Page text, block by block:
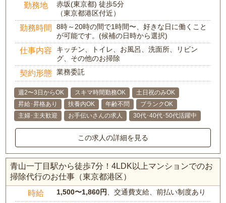
勤務地
赤坂(東京都) 徒歩5分
（東京都港区付近）
勤務時間
8時～20時の間で1時間〜、好きな日に働くこと
が可能です。(候補の日時から選択)
仕事内容
キッチン、トイレ、お風呂、洗面所、リビン
グ、その他のお掃除
契約形態 業務委託
週2〜3日からOK スキマ時間勤務OK
土日祝のみOK
昇給･昇格あり
扶養内OK 年齢不問
ブランクOK
主婦･主夫歓迎
お手伝いさんの求人 30代･40代･50代活躍中
この求人の詳細を見る
青山一丁目駅から徒歩7分！4LDK以上マンションでのお
掃除代行のお仕事（東京都港区）
時給 1,500〜1,860円、交通費支給、前払い制度あり